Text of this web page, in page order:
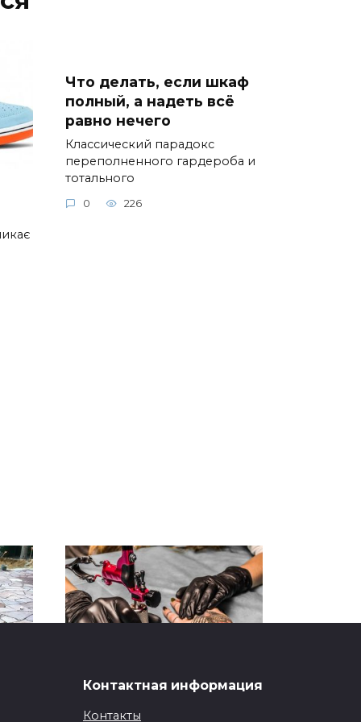
Что делать, если шкаф
полный, а надеть всё
равно нечего
Классический парадокс
переполненного гардероба и
тотального
0 226
обладнання
Контактная информация
Контакты